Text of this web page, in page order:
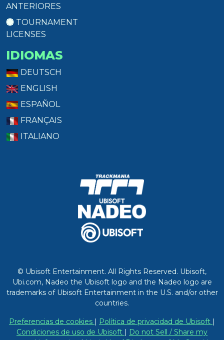
ANTERIORES
TOURNAMENT
LICENSES
IDIOMAS
DEUTSCH
ENGLISH
ESPAÑOL
FRANÇAIS
ITALIANO
© Ubisoft Entertainment. All Rights Reserved. Ubisoft,
Ubi.com, Nadeo the Ubisoft logo and the Nadeo logo are
trademarks of Ubisoft Entertainment in the U.S. and/or other
countries.
Preferencias de cookies Política de privacidad de Ubisoft
Condiciones de uso de Ubisoft
Do not Sell / Share my